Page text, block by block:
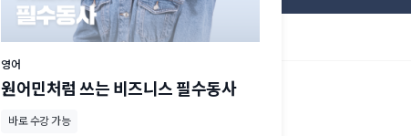
영어
원어민처럼 쓰는 비즈니스 필수동사
바로 수강 가능